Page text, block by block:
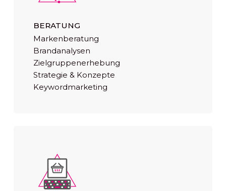
BERATUNG
Markenberatung
Brandanalysen
Zielgruppenerhebung
Strategie & Konzepte
Keywordmarketing